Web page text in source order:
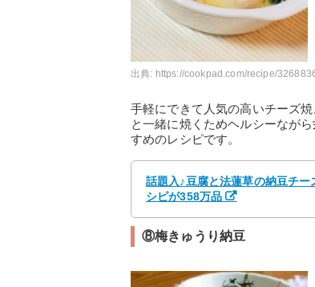
出典: https://cookpad.com/recipe/
手軽にできて人気の高いチーズ
と一緒に焼くためヘルシーなが
すめのレシピです。
話題入♪豆腐と法蓮草の納豆チ
シピが358万品
⑧梅きゅうり納豆